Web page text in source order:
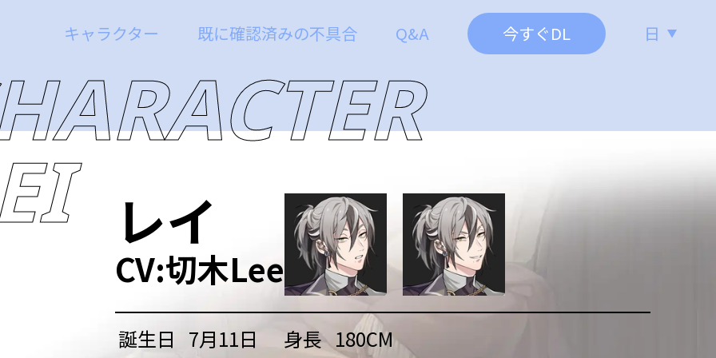
キャラクター 既に確認済みの不具合 Q&A 日
今すぐDL
レイ
CV:切木Lee
誕生日 7月11日 身長 180CM